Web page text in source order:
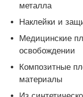
Оборудование
Оборудование
Оборудование
металла
Наклейки и
Медицинские
освобождении
Композитные
материалы